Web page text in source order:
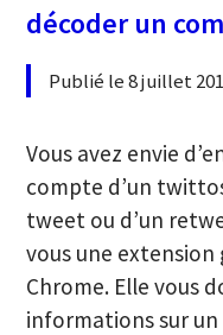
décoder un
Publié le 8 juillet
Vous avez envie
compte d’un
tweet ou d’un
vous une
Chrome. Elle vous
informations sur